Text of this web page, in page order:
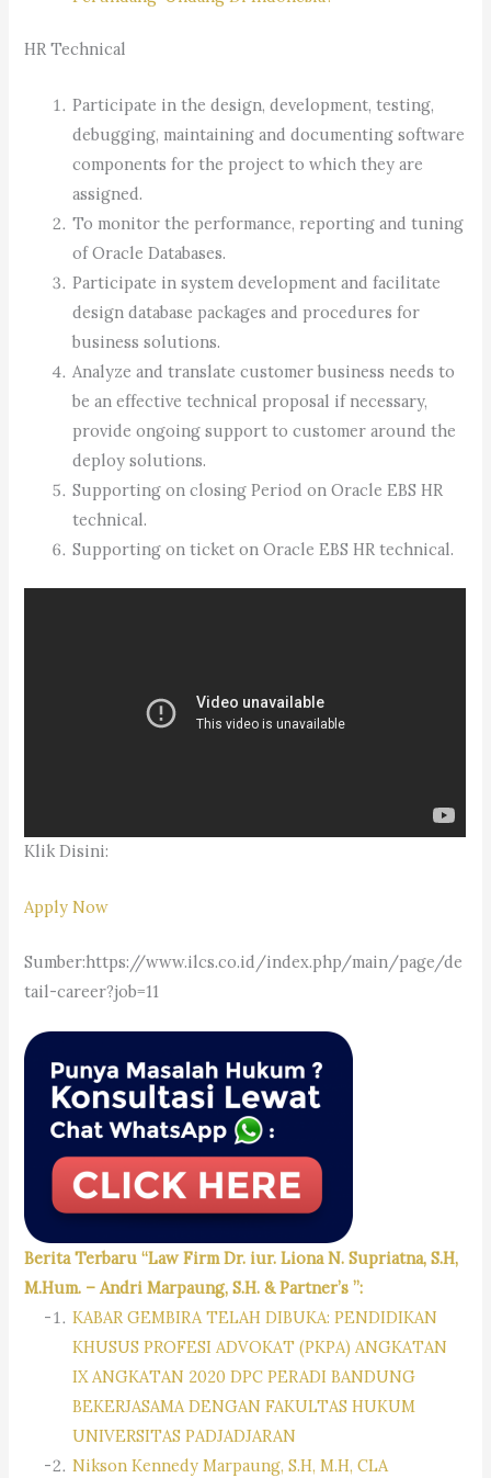
HR Technical
Participate in the design, development, testing,
debugging, maintaining and documenting software
components for the project to which they are
assigned.
To monitor the performance, reporting and tuning
of Oracle Databases.
Participate in system development and facilitate
design database packages and procedures for
business solutions.
Analyze and translate customer business needs to
be an effective technical proposal if necessary,
provide ongoing support to customer around the
deploy solutions.
Supporting on closing Period on Oracle EBS HR
technical.
Supporting on ticket on Oracle EBS HR technical.
Klik Disini:
Apply Now
Sumber:https://www.ilcs.co.id/index.php/main/page/de
tail-career?job=11
Berita Terbaru “Law Firm Dr. iur. Liona N. Supriatna, S.H,
M.Hum. – Andri Marpaung, S.H. & Partner’s ”:
KABAR GEMBIRA TELAH DIBUKA: PENDIDIKAN
KHUSUS PROFESI ADVOKAT (PKPA) ANGKATAN
IX ANGKATAN 2020 DPC PERADI BANDUNG
BEKERJASAMA DENGAN FAKULTAS HUKUM
UNIVERSITAS PADJADJARAN
Nikson Kennedy Marpaung, S.H, M.H, CLA